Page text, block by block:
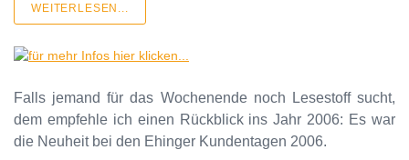
WEITERLESEN...
Falls jemand für das Wochenende noch Lesestoff sucht,
dem empfehle ich einen Rückblick ins Jahr 2006: Es war
die Neuheit bei den Ehinger Kundentagen 2006.